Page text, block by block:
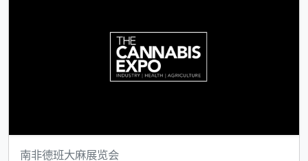
南非德班大麻展览会